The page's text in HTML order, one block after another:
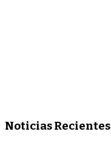
Noticias Recientes